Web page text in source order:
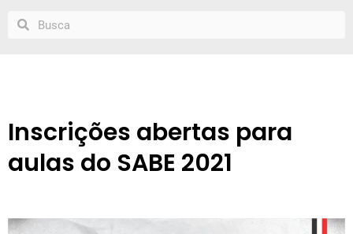
Inscrições abertas para
aulas do SABE 2021